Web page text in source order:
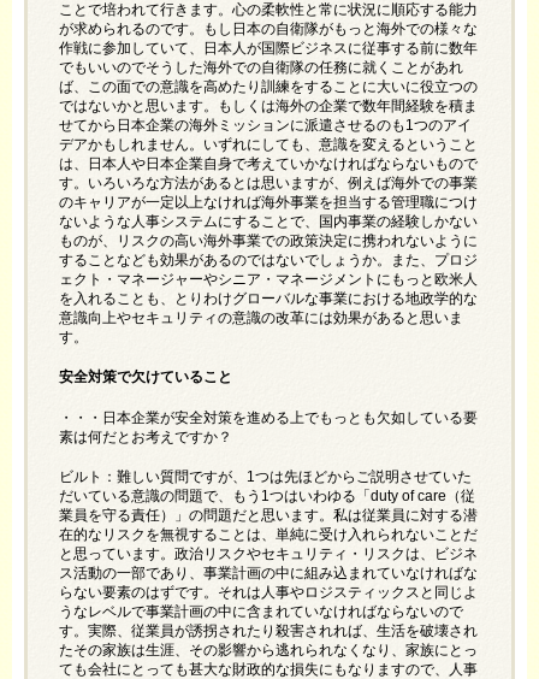
ことで培われて行きます。心の柔軟性と常に状況に順応する能力
が求められるのです。もし日本の自衛隊がもっと海外での様々な
作戦に参加していて、日本人が国際ビジネスに従事する前に数年
でもいいのでそうした海外での自衛隊の任務に就くことがあれ
ば、この面での意識を高めたり訓練をすることに大いに役立つの
ではないかと思います。もしくは海外の企業で数年間経験を積ま
せてから日本企業の海外ミッションに派遣させるのも1つのアイ
デアかもしれません。いずれにしても、意識を変えるということ
は、日本人や日本企業自身で考えていかなければならないもので
す。いろいろな方法があるとは思いますが、例えば海外での事業
のキャリアが一定以上なければ海外事業を担当する管理職につけ
ないような人事システムにすることで、国内事業の経験しかない
ものが、リスクの高い海外事業での政策決定に携われないように
することなども効果があるのではないでしょうか。また、プロジ
ェクト・マネージャーやシニア・マネージメントにもっと欧米人
を入れることも、とりわけグローバルな事業における地政学的な
意識向上やセキュリティの意識の改革には効果があると思いま
す。
安全対策で欠けていること
・・・日本企業が安全対策を進める上でもっとも欠如している要
素は何だとお考えですか？
ビルト：難しい質問ですが、1つは先ほどからご説明させていた
だいている意識の問題で、もう1つはいわゆる「duty of care（従
業員を守る責任）」の問題だと思います。私は従業員に対する潜
在的なリスクを無視することは、単純に受け入れられないことだ
と思っています。政治リスクやセキュリティ・リスクは、ビジネ
ス活動の一部であり、事業計画の中に組み込まれていなければな
らない要素のはずです。それは人事やロジスティックスと同じよ
うなレベルで事業計画の中に含まれていなければならないので
す。実際、従業員が誘拐されたり殺害されれば、生活を破壊され
たその家族は生涯、その影響から逃れられなくなり、家族にとっ
ても会社にとっても甚大な財政的な損失にもなりますので、人事